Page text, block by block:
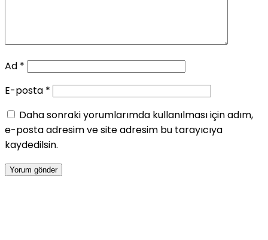
Ad *
E-posta *
Daha sonraki yorumlarımda kullanılması için adım,
e-posta adresim ve site adresim bu tarayıcıya
kaydedilsin.